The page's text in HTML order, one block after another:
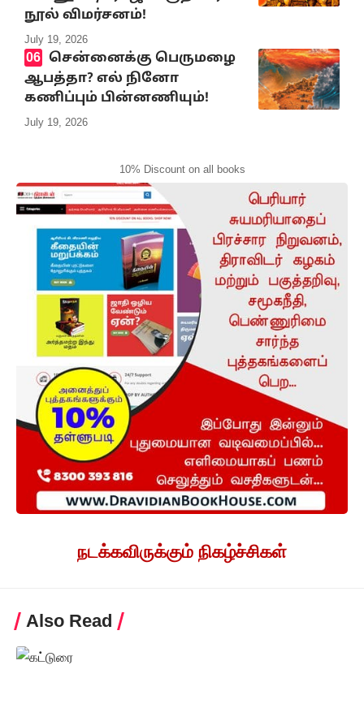
நூல் விமர்சனம்!
July 19, 2026
சென்னைக்கு பெருமழை
ஆபத்தா? எல் நினோ
கணிப்பும் பின்னணியும்!
July 19, 2026
10% Discount on all books
நடக்கவிருக்கும் நிகழ்ச்சிகள்
Also Read